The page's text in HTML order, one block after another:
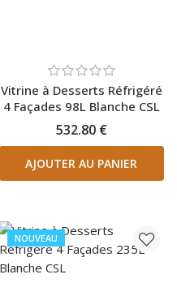
Vitrine à Desserts Réfrigéré
4 Façades 98L Blanche CSL
532.80 €
AJOUTER AU PANIER
NOUVEAU